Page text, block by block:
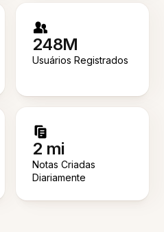
248M
Usuários Registrados
2 mi
Notas Criadas
Diariamente